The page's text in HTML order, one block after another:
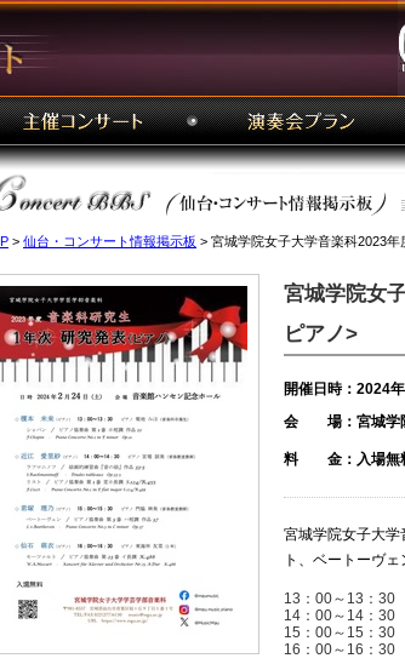
> 仙台・コンサート情報掲示板 > 宮城学院女子大学音楽科2023
宮城学院女
ピアノ>
開催日時：2024
会 場：宮城学院
料 金：入場無
宮城学院女子大
ト、ベートーヴ
13：00～13：30
14：00～14：30
15：00～15：30
16：00～16：30